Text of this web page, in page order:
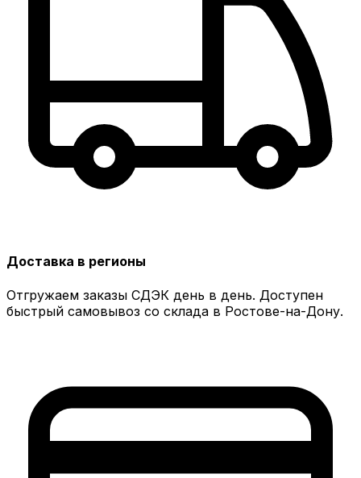
Доставка в регионы
Отгружаем заказы СДЭК день в день. Доступен
быстрый самовывоз со склада в Ростове-на-Дону.